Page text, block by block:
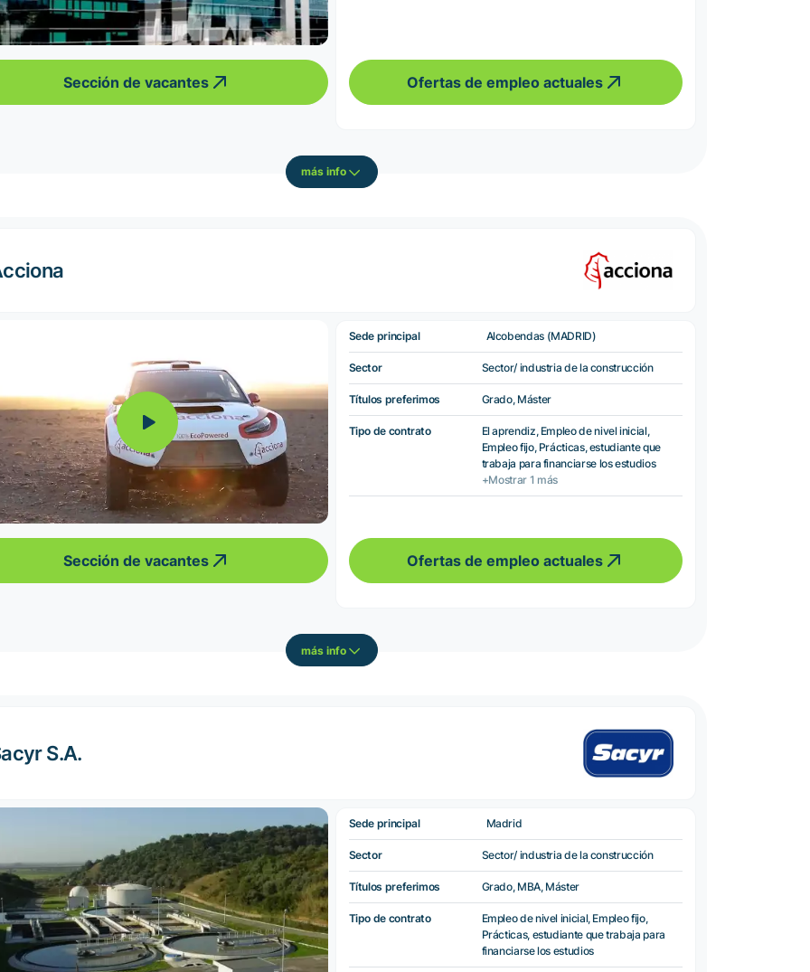
Sección de vacantes Ofertas de empleo actuales
más info
Sección de vacantes
Sede principal Alcobendas (MADRID)
Sector Sector/ industria de la construcción
Títulos preferimos Grado, Máster
Tipo de contrato
El aprendiz, Empleo de nivel inicial,
Empleo fijo, Prácticas, estudiante que
trabaja para financiarse los estudios
+Mostrar 1 más
Ofertas de empleo actuales
más info
S.A.
Sede principal Madrid
Sector Sector/ industria de la construcción
Títulos preferimos Grado, MBA, Máster
Tipo de contrato
Empleo de nivel inicial, Empleo fijo,
Prácticas, estudiante que trabaja para
financiarse los estudios